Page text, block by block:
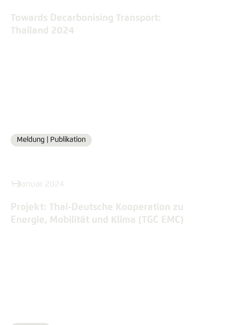
Towards Decarbonising Transport:
Thailand 2024
Format
Meldung | Publikation
1. Januar 2024
Projekt: Thai-Deutsche Kooperation zu
Energie, Mobilität und Klima (TGC EMC)